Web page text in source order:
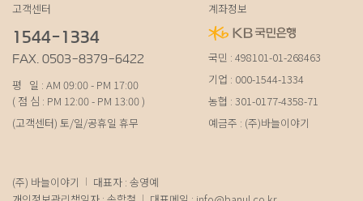
고객센터
1544-1334
FAX. 0503-8379-6422
평 일 : AM 09:00 - PM 17:00
( 점 심 : PM 12:00 - PM 13:00 )
(고객센터) 토/일/공휴일 휴무
계좌정보
국민 : 498101-01-268463
기업 : 000-1544-1334
농협 : 301-0177-4358-71
예금주 : (주)바늘이야기
(주) 바늘이야기
대표자 : 송영예